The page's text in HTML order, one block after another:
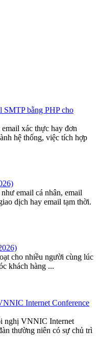
bằng PHP cho
xác thực hay đơn
hệ thống, việc tích hợp
email cá nhân, email
dịch hay email tạm thời.
cho nhiều người cùng lúc
khách hàng ...
Internet Conference
nghị VNNIC Internet
thường niên có sự chủ trì